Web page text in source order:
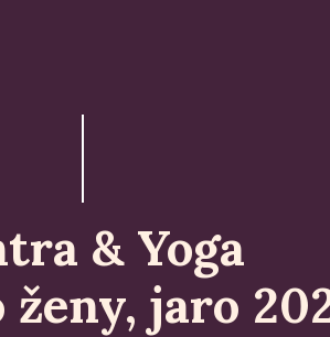
& Yoga
jaro
praxe v tradici GorakhNatha. Pobytové